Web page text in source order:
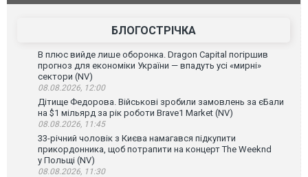
БЛОГОСТРІЧКА
В плюс вийде лише оборонка. Dragon Capital погіршив
прогноз для економіки України — впадуть усі «мирні»
сектори (NV)
08.08.2026, 12:00
Дітище Федорова. Військові зробили замовлень за єБали
на $1 мільярд за рік роботи Brave1 Market (NV)
08.08.2026, 11:45
33-річний чоловік з Києва намагався підкупити
прикордонника, щоб потрапити на концерт The Weeknd
у Польщі (NV)
08.08.2026, 11:30